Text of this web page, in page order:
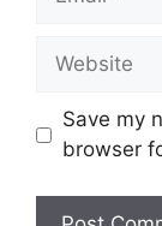
Website
Save my
browser